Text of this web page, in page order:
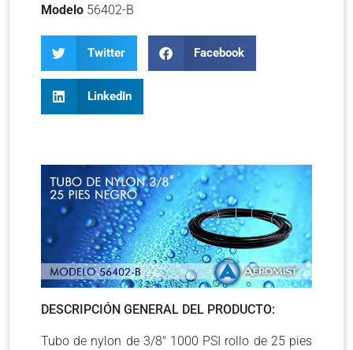
Modelo 56402-B
Twitter Facebook
LinkedIn
DESCRIPCIÓN GENERAL DEL PRODUCTO:
Tubo de nylon de 3/8″ 1000 PSI rollo de 25 pies